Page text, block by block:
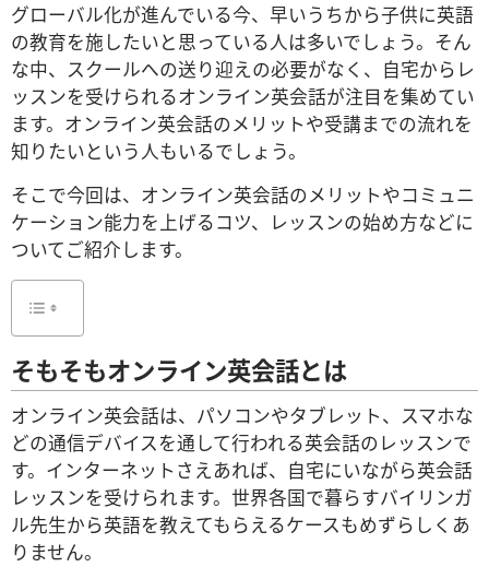
グローバル化が進んでいる今、早いうちから子供に英語
の教育を施したいと思っている人は多いでしょう。そん
な中、スクールへの送り迎えの必要がなく、自宅からレ
ッスンを受けられるオンライン英会話が注目を集めてい
ます。オンライン英会話のメリットや受講までの流れを
知りたいという人もいるでしょう。
そこで今回は、オンライン英会話のメリットやコミュニ
ケーション能力を上げるコツ、レッスンの始め方などに
ついてご紹介します。
そもそもオンライン英会話とは
オンライン英会話は、パソコンやタブレット、スマホな
どの通信デバイスを通して行われる英会話のレッスンで
す。インターネットさえあれば、自宅にいながら英会話
レッスンを受けられます。世界各国で暮らすバイリンガ
ル先生から英語を教えてもらえるケースもめずらしくあ
りません。